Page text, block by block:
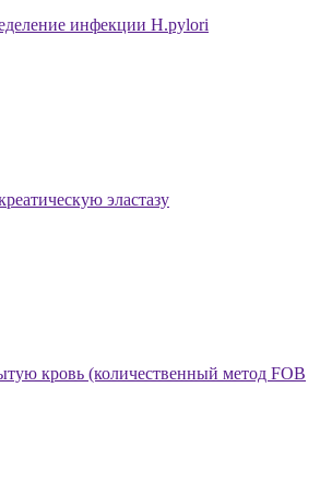
инфекции H.pylori
эластазу
кровь (количественный метод FOB